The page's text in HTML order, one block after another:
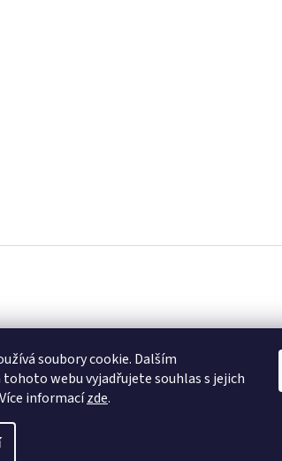
soubory cookie. Dalším
webu vyjadřujete souhlas s jejich
informacízde.